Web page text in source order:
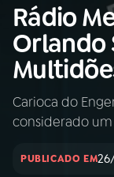
Buscar
na
Rádio
Nacional
INÍCIO
Rádio
Orlando
Carioca do
considerado
PUBLICADO EM